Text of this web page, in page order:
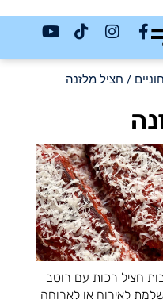
/ חציל מלזנה
חציל רכות עם רוטב
לאירוח או לארוחה